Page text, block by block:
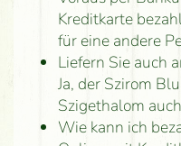
Kreditkarte
für eine andere
Liefern Sie auch
Ja, der Szirom
Szigethalom
Wie kann ich